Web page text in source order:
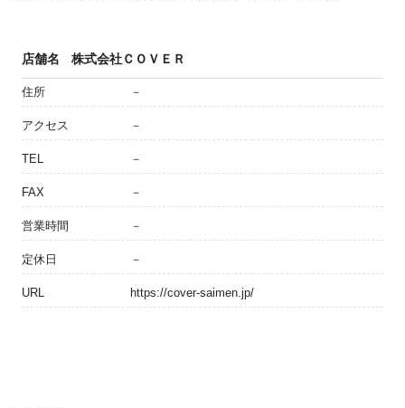
店舗名 株式会社ＣＯＶＥＲ
住所 －
アクセス －
TEL －
FAX －
営業時間 －
定休日 －
URL https://cover-saimen.jp/